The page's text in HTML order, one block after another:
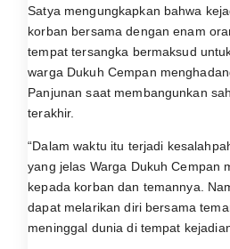
Satya mengungkapkan bahwa
korban bersama dengan enam
tempat tersangka bermaksud
warga Dukuh Cempan
Panjunan saat membangunkan
terakhir.
“Dalam waktu itu terjadi
yang jelas Warga Dukuh Cempan
kepada korban dan temannya.
dapat melarikan diri bersama
meninggal dunia di tempat